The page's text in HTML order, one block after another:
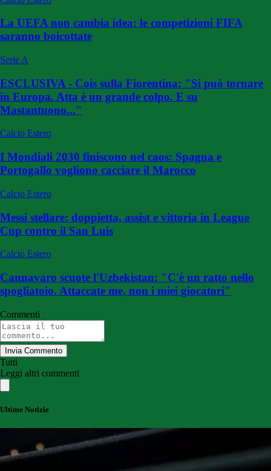
La UEFA non cambia idea: le competizioni FIFA
saranno boicottate
Serie A
ESCLUSIVA - Cois sulla Fiorentina: "Si può tornare
in Europa. Atta è un grande colpo. E su
Mastantuono..."
Calcio Estero
I Mondiali 2030 finiscono nel caos: Spagna e
Portogallo vogliono cacciare il Marocco
Calcio Estero
Messi stellare: doppietta, assist e vittoria in League
Cup contro il San Luis
Calcio Estero
Cannavaro scuote l'Uzbekistan: "C'è un ratto nello
spogliatoio. Attaccate me, non i miei giocatori"
Commenti
Invia Commento
Tutti
Leggi altri commenti
Ultime Notizie